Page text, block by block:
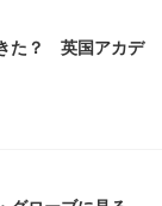
た？ 英国アカデ